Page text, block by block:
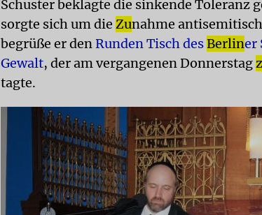
Schuster beklagte die sinkende Toleranz
sorgte sich um die Zunahme
begrüße er denRunden Tisch desBerliner
Gewalt, der am vergangenen Donnerstag
tagte.